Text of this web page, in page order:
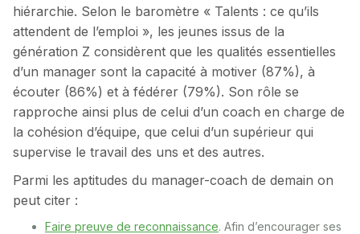
hiérarchie. Selon le baromètre « Talents : ce qu’ils
attendent de l’emploi », les jeunes issus de la
génération Z considèrent que les qualités essentielles
d’un manager sont la capacité à motiver (87%), à
écouter (86%) et à fédérer (79%). Son rôle se
rapproche ainsi plus de celui d’un coach en charge de
la cohésion d’équipe, que celui d’un supérieur qui
supervise le travail des uns et des autres.
Parmi les aptitudes du manager-coach de demain on
peut citer :
Faire preuve de reconnaissance. Afin d’encourager ses